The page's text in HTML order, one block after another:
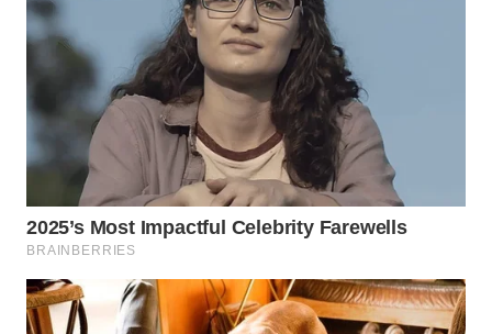
TAPANULI
TENGAH
WN DELI
SERDANG
TEBING
TINGGI
WN
PAKPAK